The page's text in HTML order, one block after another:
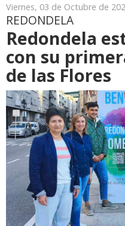
Viernes, 03 de Octubre de
REDONDELA
Redondela
con su
de las Flores